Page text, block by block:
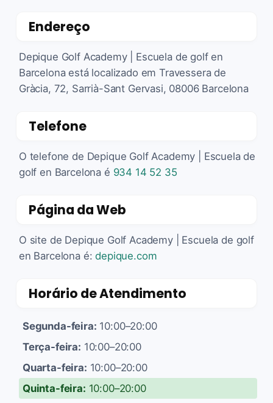
Endereço
Depique Golf Academy | Escuela de golf en
Barcelona está localizado em Travessera de
Gràcia, 72, Sarrià-Sant Gervasi, 08006 Barcelona
Telefone
O telefone de Depique Golf Academy | Escuela de
golf en Barcelona é 934 14 52 35
Página da Web
O site de Depique Golf Academy | Escuela de golf
en Barcelona é:depique.com
Horário de Atendimento
Segunda-feira: 10:00–20:00
Terça-feira: 10:00–20:00
Quarta-feira: 10:00–20:00
Quinta-feira: 10:00–20:00